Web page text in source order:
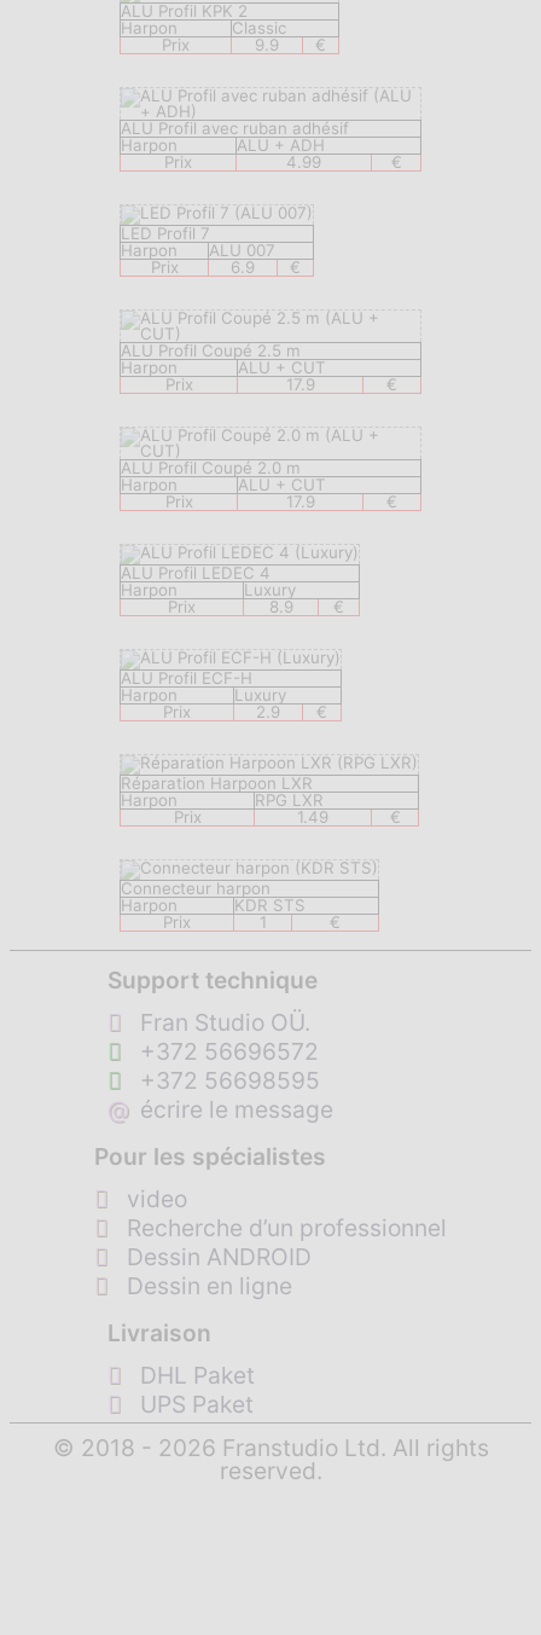
ALU Profil KPK 2
Harpon
Classic
Prix
9.9 €
ALU Profil avec ruban adhésif
Harpon
ALU + ADH
Prix
4.99 €
LED Profil 7
Harpon
ALU 007
Prix
6.9 €
ALU Profil Coupé 2.5 m
Harpon
ALU + CUT
Prix
17.9 €
ALU Profil Coupé 2.0 m
Harpon
ALU + CUT
Prix
17.9 €
ALU Profil LEDEC 4
Harpon
Luxury
Prix
8.9 €
ALU Profil ECF-H
Harpon
Luxury
Prix
2.9 €
Réparation Harpoon LXR
Harpon
RPG LXR
Prix
1.49 €
Connecteur harpon
Harpon
KDR STS
Prix
1 €
Support technique
Fran Studio OÜ.
+372 56696572
+372 56698595
@ écrire le message
Pour les spécialistes
video
Recherche d’un professionnel
Dessin ANDROID
Dessin en ligne
Livraison
DHL Paket
UPS Paket
© 2018 - 2026 Franstudio Ltd. All rights
reserved.